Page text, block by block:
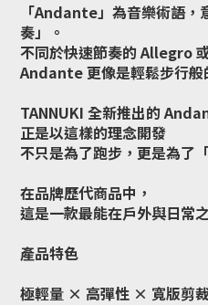
「Andante」為音樂術語，
奏」。
不同於快速節奏的 Allegro
Andante 更像是輕鬆步行般
TANNUKI 全新推出的
正是以這樣的理念開發
不只是為了跑步，更是為了
在品牌歷代商品中，
這是一款最能在戶外與日常
產品特色
極輕量 × 高彈性 × 寬版剪